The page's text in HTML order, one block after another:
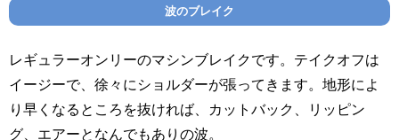
波のブレイク
レギュラーオンリーのマシンブレイクです。テイクオフは
イージーで、徐々にショルダーが張ってきます。地形によ
り早くなるところを抜ければ、カットバック、リッピン
グ、エアーとなんでもありの波。